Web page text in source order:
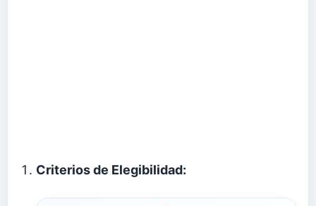
Criterios de Elegibilidad: